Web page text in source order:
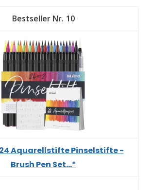
10
Aquarellstifte Pinselstifte -
Brush Pen Set...*